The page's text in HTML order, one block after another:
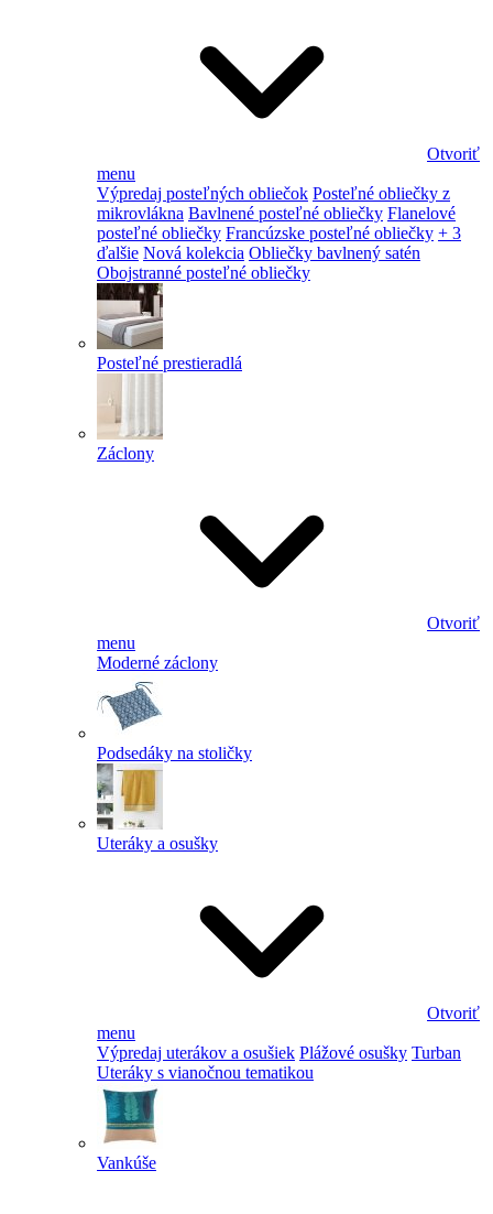
Otvoriť
menu
Výpredaj posteľných obliečok Posteľné obliečky z
mikrovlákna Bavlnené posteľné obliečky Flanelové
posteľné obliečky Francúzske posteľné obliečky + 3
ďalšie Nová kolekcia Obliečky bavlnený satén
Obojstranné posteľné obliečky
Posteľné prestieradlá
Záclony
Otvoriť
menu
Moderné záclony
Podsedáky na stoličky
Uteráky a osušky
Otvoriť
menu
Výpredaj uterákov a osušiek Plážové osušky Turban
Uteráky s vianočnou tematikou
Vankúše